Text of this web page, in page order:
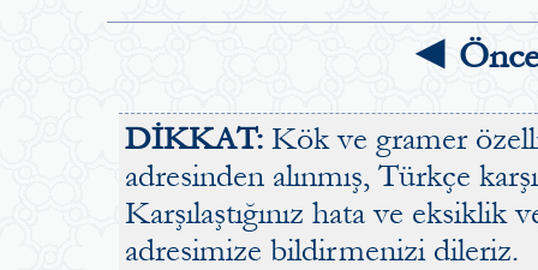
◄
DİKKAT: Kök ve gramer
adresinden alınmış, Türkçe
Karşılaştığınız hata ve
adresimize bildirmenizi dileriz.